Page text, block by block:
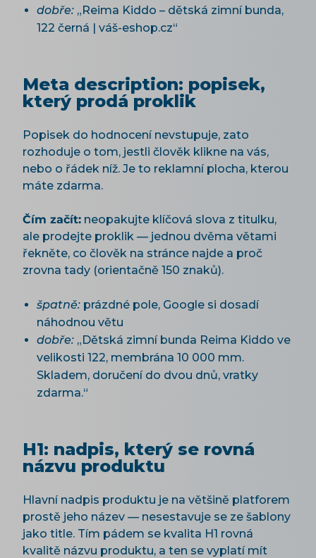
dobře: „Reima Kiddo – dětská zimní bunda,
122 černá | váš-eshop.cz“
Meta description: popisek,
který prodá proklik
Popisek do hodnocení nevstupuje, zato
rozhoduje o tom, jestli člověk klikne na vás,
nebo o řádek níž. Je to reklamní plocha, kterou
máte zdarma.
Čím začít: neopakujte klíčová slova z titulku,
ale prodejte proklik — jednou dvěma větami
řekněte, co člověk na stránce najde a proč
zrovna tady (orientačně 150 znaků).
špatně: prázdné pole, Google si dosadí
náhodnou větu
dobře: „Dětská zimní bunda Reima Kiddo ve
velikosti 122, membrána 10 000 mm.
Skladem, doručení do dvou dnů, vratky
zdarma.“
H1: nadpis, který se rovná
názvu produktu
Hlavní nadpis produktu je na většině platforem
prostě jeho název — nesestavuje se ze šablony
jako title. Tím pádem se kvalita H1 rovná
kvalitě názvu produktu, a ten se vyplatí mít